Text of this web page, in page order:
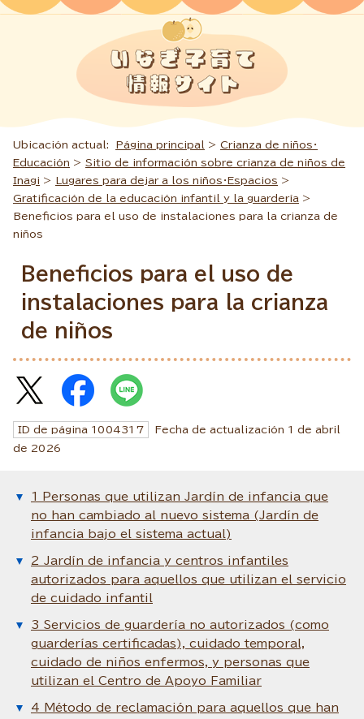
Ubicación actual: Página principal > Crianza de niños・
Educación > Sitio de información sobre crianza de niños de
Inagi > Lugares para dejar a los niños・Espacios >
Gratificación de la educación infantil y la guardería >
Beneficios para el uso de instalaciones para la crianza de
niños
Beneficios para el uso de
instalaciones para la crianza
de niños
ID de página 1004317
Fecha de actualización 1 de abril
de 2026
1 Personas que utilizan Jardín de infancia que
no han cambiado al nuevo sistema (Jardín de
infancia bajo el sistema actual)
2 Jardín de infancia y centros infantiles
autorizados para aquellos que utilizan el servicio
de cuidado infantil
3 Servicios de guardería no autorizados (como
guarderías certificadas), cuidado temporal,
cuidado de niños enfermos, y personas que
utilizan el Centro de Apoyo Familiar
4 Método de reclamación para aquellos que han